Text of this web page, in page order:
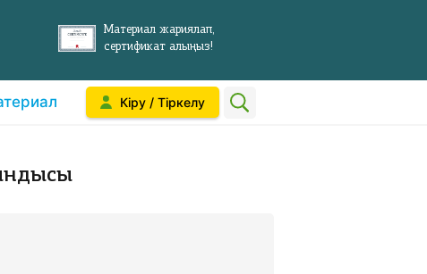
Материал жариялап,
сертификат алыңыз!
Кіру / Тіркелу